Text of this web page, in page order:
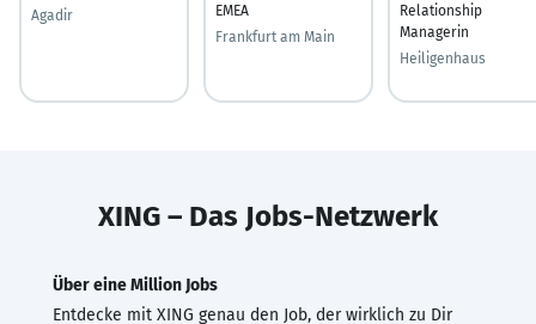
Agadir
EMEA
Frankfurt am Main
Relationship
Managerin
Heiligenhaus
XING – Das Jobs-Netzwerk
Über eine Million Jobs
Entdecke mit XING genau den Job, der wirklich zu Dir